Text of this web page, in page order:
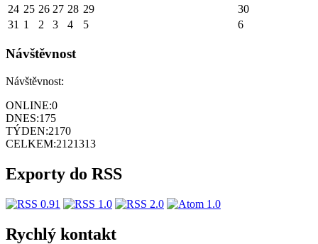
24 25 26 27 28 29
30
31 1 2 3 4 5 6
Návštěvnost
Návštěvnost:
ONLINE:0
DNES:175
TÝDEN:2170
CELKEM:2121313
Exporty do RSS
Rychlý kontakt